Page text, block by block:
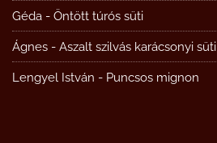
Géda - Öntött túrós süti
Ágnes - Aszalt szilvás karácsonyi süti
Lengyel István - Puncsos mignon